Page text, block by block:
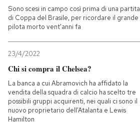
Sono scesi in campo così prima di una partita
di Coppa del Brasile, per ricordare il grande
pilota morto vent'anni fa
23/4/2022
Chi si compra il Chelsea?
La banca a cui Abramovich ha affidato la
vendita della squadra di calcio ha scelto tre
possibili gruppi acquirenti, nei quali ci sono il
nuovo proprietario dell’Atalanta e Lewis
Hamilton